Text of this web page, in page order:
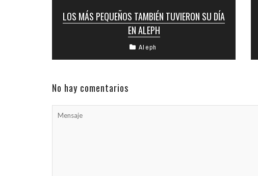
LOS MÁS PEQUEÑOS TAMBIÉN TUVIERON SU DÍA
EN ALEPH
El domingo 26 de agosto fue muy especial, y
sobre todo para los más pequeños. Los niños
Aleph
No hay comentarios